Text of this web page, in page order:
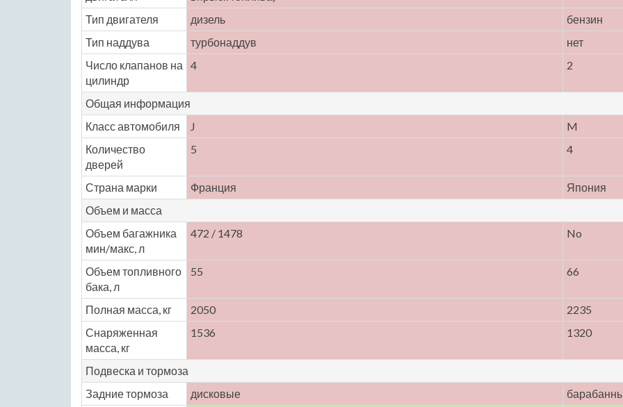
Тип двигателя дизель
бензин
Тип наддува
турбонаддув
нет
Число клапанов на
цилиндр
4 2
Общая информация
Класс автомобиля
J
M
Количество
дверей
5 4
Страна марки Франция
Япония
Объем и масса
Объем багажника
мин/макс, л
472 / 1478 No
Объем топливного
бака, л
55 66
Полная масса, кг 2050
2235
Снаряженная
масса, кг
1536 1320
Подвеска и тормоза
Задние тормоза
дисковые